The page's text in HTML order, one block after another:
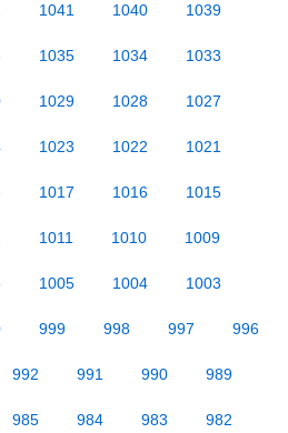
1041 1040 1039
1035 1034 1033
1029 1028 1027
1023 1022 1021
1017 1016 1015
1011 1010 1009
1005 1004 1003
999 998 997 996
992 991 990 989
985 984 983 982